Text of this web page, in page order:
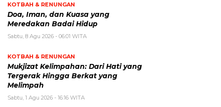
KOTBAH & RENUNGAN
​Doa, Iman, dan Kuasa yang
Meredakan Badai Hidup
Sabtu, 8 Agu 2026 - 06:01 WITA
KOTBAH & RENUNGAN
Mukjizat Kelimpahan: Dari Hati yang
Tergerak Hingga Berkat yang
Melimpah
Sabtu, 1 Agu 2026 - 16:16 WITA